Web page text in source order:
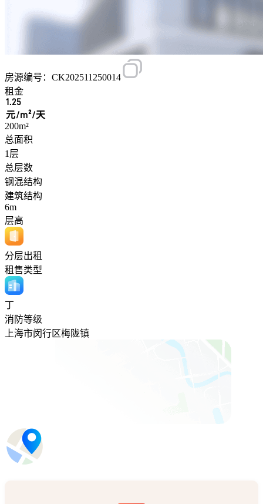
房源编号：CK202511250014
租金
1.25
元/m²/天
200m²
总面积
1层
总层数
钢混结构
建筑结构
6m
层高
分层出租
租售类型
丁
消防等级
上海市闵行区梅陇镇